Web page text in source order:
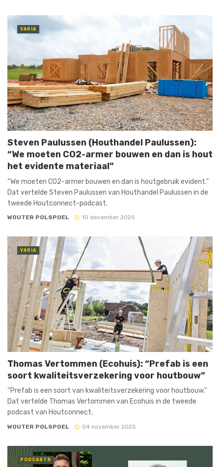
VARIA
Steven Paulussen (Houthandel Paulussen):
“We moeten CO2-armer bouwen en dan is hout
het evidente materiaal”
“We moeten CO2-armer bouwen en dan is houtgebruik evident."
Dat vertelde Steven Paulussen van Houthandel Paulussen in de
tweede Houtconnect-podcast.
WOUTER POLSPOEL 10 december 2025
VARIA
Thomas Vertommen (Ecohuis): “Prefab is een
soort kwaliteitsverzekering voor houtbouw”
“Prefab is een soort van kwaliteitsverzekering voor houtbouw.”
Dat vertelde Thomas Vertommen van Ecohuis in de tweede
podcast van Houtconnect.
WOUTER POLSPOEL 04 november 2025
PODCASTS